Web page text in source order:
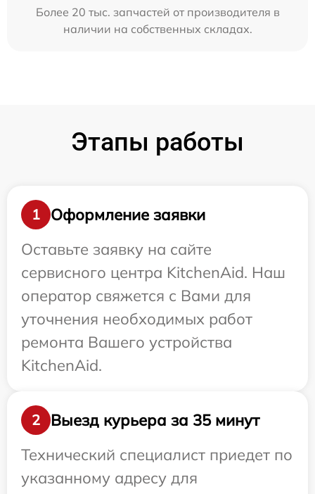
Более 20 тыс. запчастей от производителя в
наличии на собственных складах.
Этапы работы
1
Оформление заявки
Оставьте заявку на сайте
сервисного центра KitchenAid. Наш
оператор свяжется с Вами для
уточнения необходимых работ
ремонта Вашего устройства
KitchenAid.
2
Выезд курьера за 35 минут
Технический специалист приедет по
указанному адресу для